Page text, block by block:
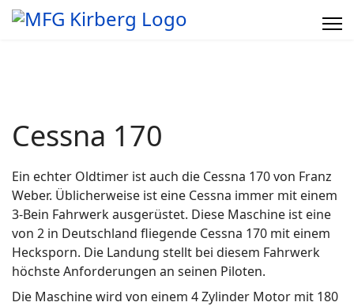
Cessna 170
Ein echter Oldtimer ist auch die Cessna 170 von Franz
Weber. Üblicherweise ist eine Cessna immer mit einem
3-Bein Fahrwerk ausgerüstet. Diese Maschine ist eine
von 2 in Deutschland fliegende Cessna 170 mit einem
Hecksporn. Die Landung stellt bei diesem Fahrwerk
höchste Anforderungen an seinen Piloten.
Die Maschine wird von einem 4 Zylinder Motor mit 180